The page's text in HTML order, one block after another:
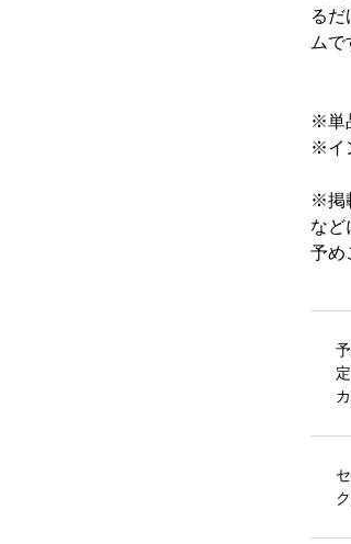
るだ
ムで
※単
※イ
※掲
など
予め